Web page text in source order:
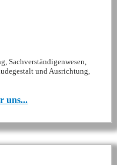
Sachverständigenwesen,
und Ausrichtung,
uns...